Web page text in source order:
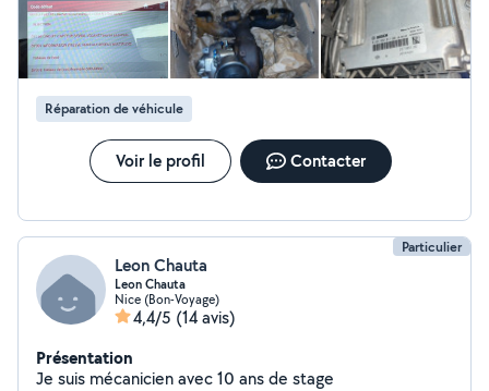
Réparation de véhicule
Voir le profil Contacter
Particulier
Leon Chauta
Leon Chauta
Nice (Bon-Voyage)
4,4/5 (14 avis)
Présentation
Je suis mécanicien avec 10 ans de stage